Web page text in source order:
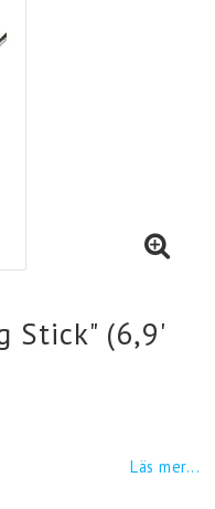
Stick" (6,9'
Läs mer...